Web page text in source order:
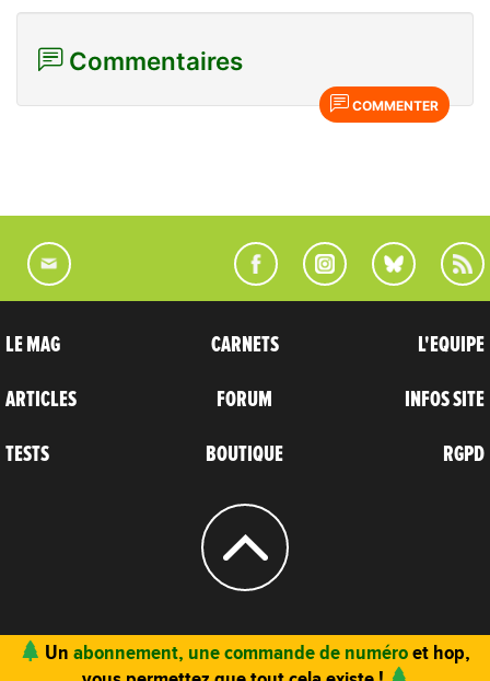
Commentaires
COMMENTER
LE MAG
ARTICLES
TESTS
CARNETS
FORUM
BOUTIQUE
L'EQUIPE
INFOS SITE
RGPD
© 2004 - 2026 CARNETS D’AVENTURES
Un abonnement, une commande de numéroet hop,